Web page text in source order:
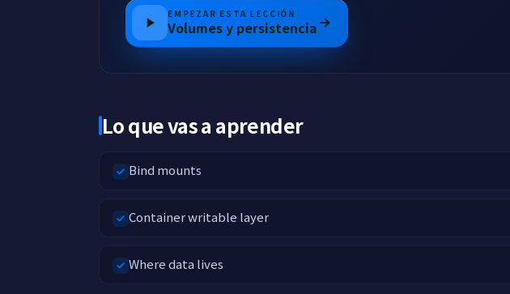
EMPEZAR ESTA LECCIÓN
Volumes y persistencia
Lo que vas a aprender
Bind mounts
Container writable layer
Where data lives